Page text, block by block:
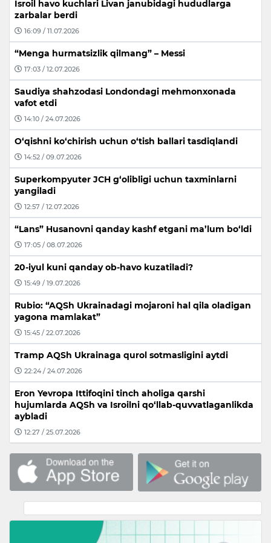
Isroil havo kuchlari Livan janubidagi hududlarga
zarbalar berdi
16:09 / 11.07.2026
“Menga hurmatsizlik qilmang” – Messi
17:03 / 12.07.2026
Saudiya shahzodasi Londondagi mehmonxonada
vafot etdi
14:10 / 24.07.2026
O‘qishni ko‘chirish uchun o‘tish ballari tasdiqlandi
14:52 / 09.07.2026
Superkompyuter JCH g‘olibligi uchun taxminlarni
yangiladi
12:57 / 12.07.2026
“Lans” Husanovni qanday kashf etgani ma’lum bo‘ldi
17:05 / 08.07.2026
20-iyul kuni qanday ob-havo kuzatiladi?
15:49 / 19.07.2026
Rubio: “AQSh Ukrainadagi mojaroni hal qila oladigan
yagona mamlakat”
15:45 / 22.07.2026
Tramp AQSh Ukrainaga qurol sotmasligini aytdi
22:24 / 24.07.2026
Eron Yevropa Ittifoqini tinch aholiga qarshi
hujumlarda AQSh va Isroilni qo‘llab-quvvatlaganlikda
aybladi
12:27 / 25.07.2026